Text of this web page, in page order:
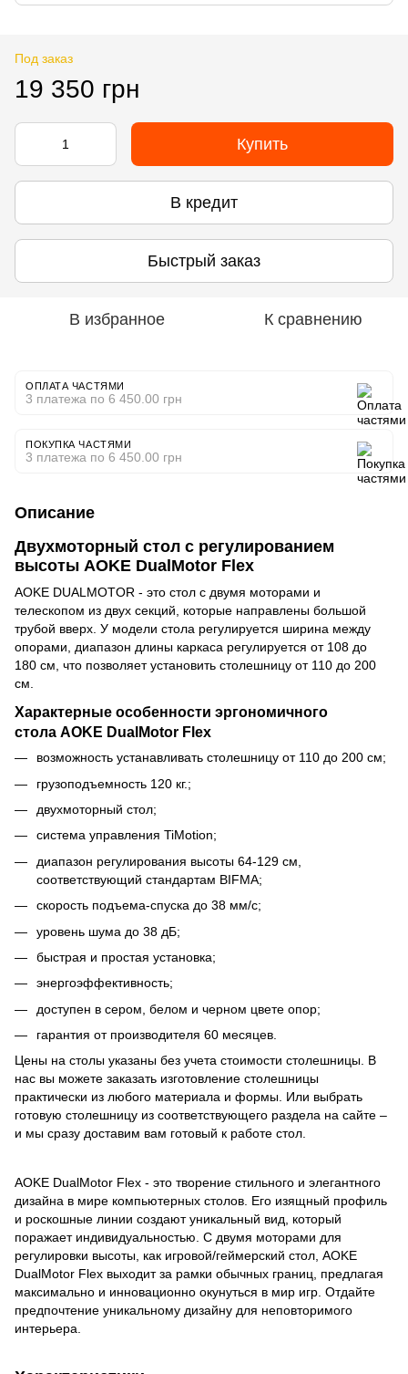
Под заказ
19 350 грн
Купить
В кредит
Быстрый заказ
В избранное К сравнению
ОПЛАТА ЧАСТЯМИ
3 платежа по 6 450.00 грн
ПОКУПКА ЧАСТЯМИ
3 платежа по 6 450.00 грн
Описание
Двухмоторный стол с регулированием
высоты AOKE DualMotor Flex
AOKE DUALMOTOR - это стол с двумя моторами и
телескопом из двух секций, которые направлены большой
трубой вверх. У модели стола регулируется ширина между
опорами, диапазон длины каркаса регулируется от 108 до
180 см, что позволяет установить столешницу от 110 до 200
см.
Характерные особенности эргономичного
стола AOKE DualMotor Flex
возможность устанавливать столешницу от 110 до 200 см;
грузоподъемность 120 кг.;
двухмоторный стол;
система управления TiMotion;
диапазон регулирования высоты 64-129 см,
соответствующий стандартам BIFMA;
скорость подъема-спуска до 38 мм/с;
уровень шума до 38 дБ;
быстрая и простая установка;
энергоэффективность;
доступен в сером, белом и черном цвете опор;
гарантия от производителя 60 месяцев.
Цены на столы указаны без учета стоимости столешницы. В
нас вы можете заказать изготовление столешницы
практически из любого материала и формы. Или выбрать
готовую столешницу из соответствующего раздела на сайте –
и мы сразу доставим вам готовый к работе стол.
AOKE DualMotor Flex - это творение стильного и элегантного
дизайна в мире компьютерных столов. Его изящный профиль
и роскошные линии создают уникальный вид, который
поражает индивидуальностью. С двумя моторами для
регулировки высоты, как игровой/геймерский стол, AOKE
DualMotor Flex выходит за рамки обычных границ, предлагая
максимально и инновационно окунуться в мир игр. Отдайте
предпочтение уникальному дизайну для неповторимого
интерьера.